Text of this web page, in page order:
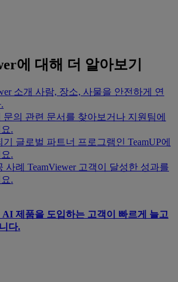
에 대해 더 알아보기
소개 사람, 장소, 사물을 안전하게 연
문의 관련 문서를 찾아보거나 지원팀에
.
글로벌 파트너 프로그램인 TeamUP에
.
사례 TeamViewer 고객이 달성한 성과를
.
AI 제품을 도입하는 고객이 빠르게 늘고
다.